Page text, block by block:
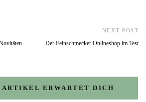
NEXT POST
Der Feinschmecker Onlineshop im Test
ERWARTET DICH